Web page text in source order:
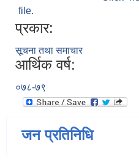
file.
प्रकार:
सूचना तथा समाचार
आर्थिक वर्ष:
०७८-७९
जन प्रतिनिधि